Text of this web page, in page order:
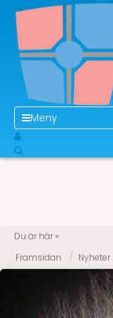
Meny
Du är här »
Framsidan
Nyheter